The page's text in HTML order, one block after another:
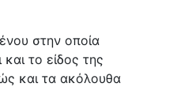
στην οποία
το είδος της
και τα ακόλουθα